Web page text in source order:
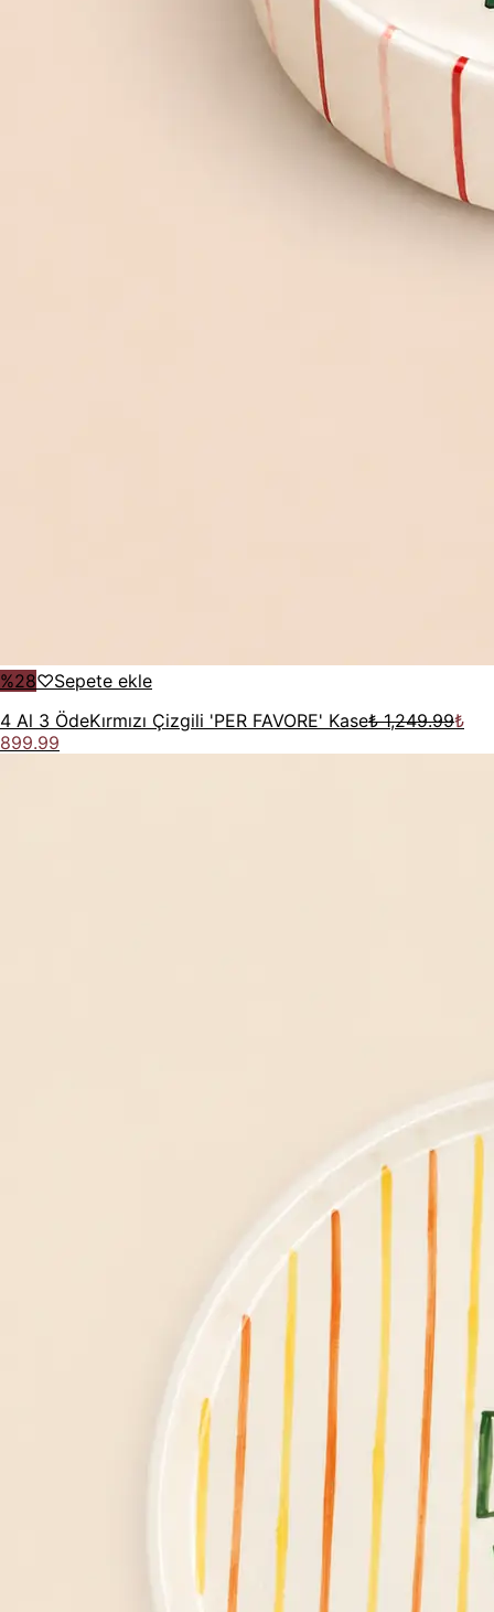
%28♡Sepete ekle
4 Al 3 ÖdeKırmızı Çizgili 'PER FAVORE' Kase₺ 1,249.99₺
899.99